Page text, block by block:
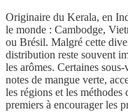
Originaire du Kerala, en
le monde : Cambodge,
ou Brésil. Malgré cette
distribution reste souvent
les arômes. Certaines
notes de mangue verte,
les régions et les
premiers à encourager les